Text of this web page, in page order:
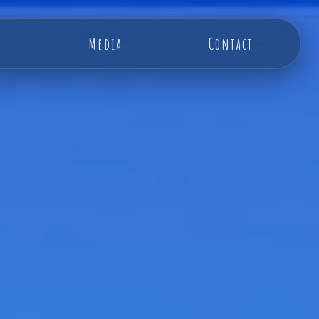
Media Contact